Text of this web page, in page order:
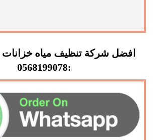
افضل شركة تنظيف مياه
:0568199078